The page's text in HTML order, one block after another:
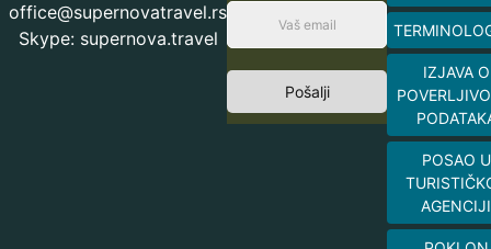
office@supernovatravel.rs
Skype: supernova.travel
Pošalji
IZJAVA O
POSAO U
AGENCIJI